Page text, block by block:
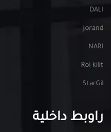
DALI
jorand
NARI
Roi kilit
StarGil
راوبط داخلية